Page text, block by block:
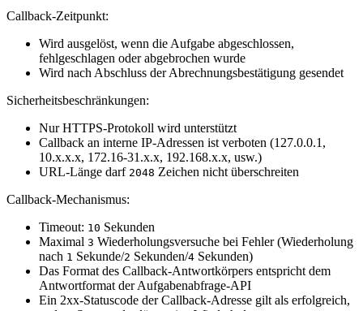
Callback-Zeitpunkt:
Wird ausgelöst, wenn die Aufgabe abgeschlossen,
fehlgeschlagen oder abgebrochen wurde
Wird nach Abschluss der Abrechnungsbestätigung gesendet
Sicherheitsbeschränkungen:
Nur HTTPS-Protokoll wird unterstützt
Callback an interne IP-Adressen ist verboten (127.0.0.1,
10.x.x.x, 172.16-31.x.x, 192.168.x.x, usw.)
URL-Länge darf 2048 Zeichen nicht überschreiten
Callback-Mechanismus:
Timeout: 10 Sekunden
Maximal 3 Wiederholungsversuche bei Fehler (Wiederholung
nach 1 Sekunde/2 Sekunden/4 Sekunden)
Das Format des Callback-Antwortkörpers entspricht dem
Antwortformat der Aufgabenabfrage-API
Ein 2xx-Statuscode der Callback-Adresse gilt als erfolgreich,